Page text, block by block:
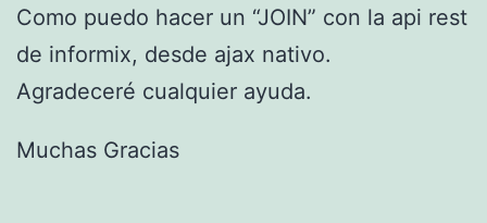
Como puedo hacer un “JOIN” con la api rest
de informix, desde ajax nativo.
Agradeceré cualquier ayuda.
Muchas Gracias